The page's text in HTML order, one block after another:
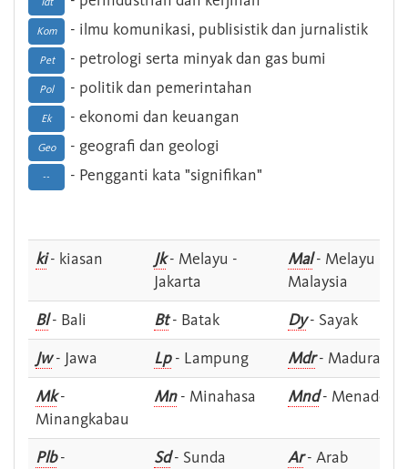
Kom - ilmu komunikasi, publisistik dan jurnalistik
Pet - petrologi serta minyak dan gas bumi
Pol - politik dan pemerintahan
Ek - ekonomi dan keuangan
Geo - geografi dan geologi
-- - Pengganti kata "signifikan"
ki- kiasan Jk- Melayu -
Jakarta
Mal- Melayu -
Malaysia
Bl- Bali Bt- Batak Dy- Sayak
Jw- Jawa Lp- Lampung Mdr- Madura
Mk-
Minangkabau
Mn- Minahasa Mnd- Menado
Plb-
Sd- Sunda Ar- Arab